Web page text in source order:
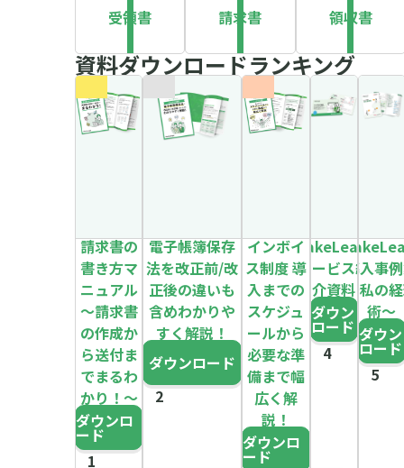
受領書 請求書 領収書
資料ダウンロードランキング
請求書の
書き方マ
ニュアル
～請求書
の作成か
ら送付ま
でまるわ
かり！～
ダウンロ
ード
電子帳簿保存
法を改正前/改
正後の違いも
含めわかりや
すく解説！
ダウンロード
インボイ
ス制度 導
入までの
スケジュ
ールから
必要な準
備まで幅
広く解
説！
ダウンロ
ード
MakeLeaps
サービス紹
介資料
ダウン
ロード
導入事
～私の
術～
ダウン
ロード